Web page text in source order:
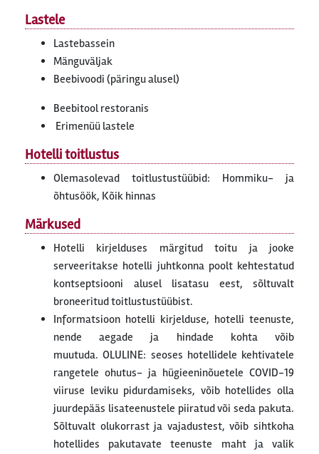
Lastele
Lastebassein
Mänguväljak
Beebivoodi (päringu alusel)
Beebitool restoranis
Erimenüü lastele
Hotelli toitlustus
Olemasolevad toitlustustüübid: Hommiku- ja
õhtusöök, Kõik hinnas
Märkused
Hotelli kirjelduses märgitud toitu ja jooke
serveeritakse hotelli juhtkonna poolt kehtestatud
kontseptsiooni alusel lisatasu eest, sõltuvalt
broneeritud toitlustustüübist.
Informatsioon hotelli kirjelduse, hotelli teenuste,
nende aegade ja hindade kohta võib
muutuda. OLULINE: seoses hotellidele kehtivatele
rangetele ohutus- ja hügieeninõuetele COVID-19
viiruse leviku pidurdamiseks, võib hotellides olla
juurdepääs lisateenustele piiratud või seda pakuta.
Sõltuvalt olukorrast ja vajadustest, võib sihtkoha
hotellides pakutavate teenuste maht ja valik